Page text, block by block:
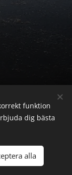
funktion
dig bästa
alla